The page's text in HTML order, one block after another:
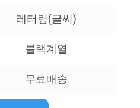
레터링(글씨)
블랙계열
무료배송